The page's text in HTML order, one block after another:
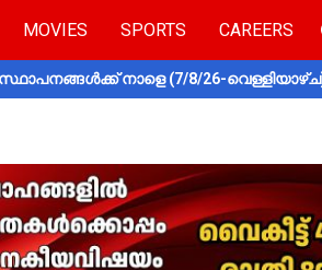
MOVIES SPORTS CAREERS
നാളെ (7/8/26-